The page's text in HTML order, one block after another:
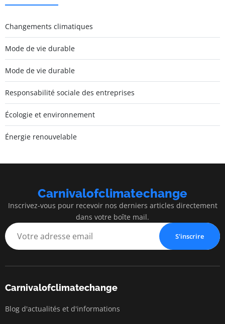
Changements climatiques
Mode de vie durable
Mode de vie durable
Responsabilité sociale des entreprises
Écologie et environnement
Énergie renouvelable
Carnivalofclimatechange
Inscrivez-vous pour recevoir nos derniers articles directement
dans votre boîte mail.
S'inscrire
Carnivalofclimatechange
Blog d'actualités et d'informations